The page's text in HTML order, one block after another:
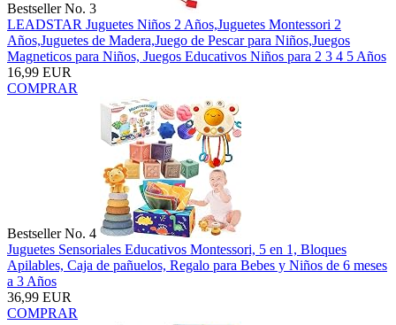
Bestseller No. 3
LEADSTAR Juguetes Niños 2 Años,Juguetes Montessori 2
Años,Juguetes de Madera,Juego de Pescar para Niños,Juegos
Magneticos para Niños, Juegos Educativos Niños para 2 3 4 5 Años
16,99 EUR
COMPRAR
Bestseller No. 4
Juguetes Sensoriales Educativos Montessori, 5 en 1, Bloques
Apilables, Caja de pañuelos, Regalo para Bebes y Niños de 6 meses
a 3 Años
36,99 EUR
COMPRAR